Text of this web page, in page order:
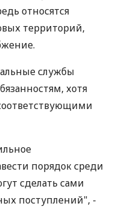
относятся
территорий,
службы
хотя
порядок среди
сделать сами
поступлений", -